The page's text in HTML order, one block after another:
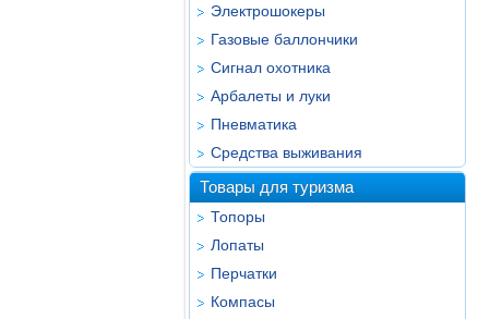
Электрошокеры
Газовые баллончики
Сигнал охотника
Арбалеты и луки
Пневматика
Средства выживания
Товары для туризма
Топоры
Лопаты
Перчатки
Компасы